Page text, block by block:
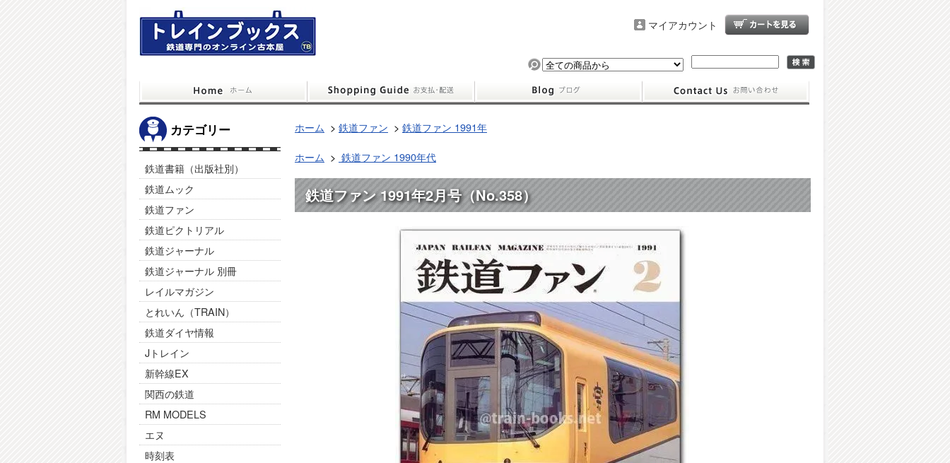
マイアカウント
カテゴリー
鉄道書籍（出版社別）
鉄道ムック
鉄道ファン
鉄道ピクトリアル
鉄道ジャーナル
鉄道ジャーナル 別冊
レイルマガジン
とれいん（TRAIN）
鉄道ダイヤ情報
Jトレイン
新幹線EX
関西の鉄道
RM MODELS
エヌ
時刻表
ホーム > 鉄道ファン > 鉄道ファン 1991年
ホーム > 鉄道ファン 1990年代
鉄道ファン 1991年2月号（No.358）